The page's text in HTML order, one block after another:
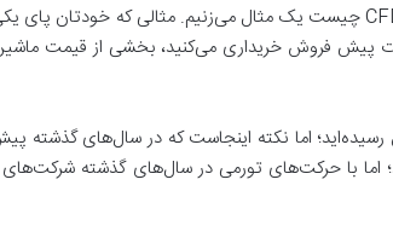
صورت پیش فروش خریداری می‌کنید، بخشی از قیمت
رسیده‌اید؛ اما نکته اینجاست که در سال‌های